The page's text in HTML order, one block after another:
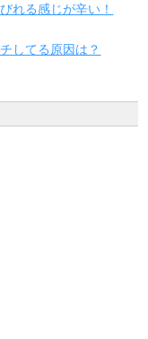
れる感じが辛い！
してる原因は？